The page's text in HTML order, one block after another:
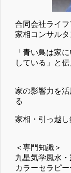
合同会社ライ
家相コンサルタ
「青い鳥は家
している」と
家の影響力を
る
家相・引っ越
＜専門知識＞
九星気学風水
カラーセラピ